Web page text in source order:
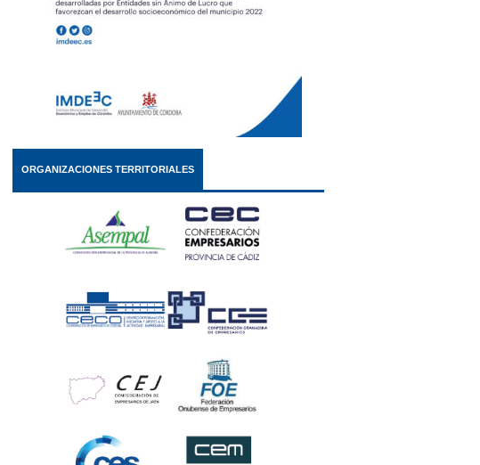
ORGANIZACIONES TERRITORIALES